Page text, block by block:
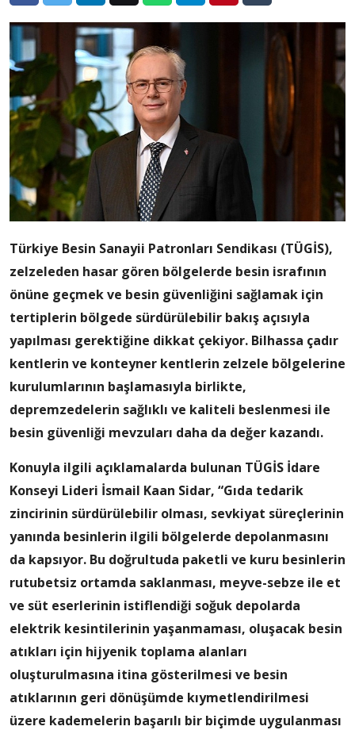
Türkiye Besin Sanayii Patronları Sendikası (TÜGİS),
zelzeleden hasar gören bölgelerde besin israfının
önüne geçmek ve besin güvenliğini sağlamak için
tertiplerin bölgede sürdürülebilir bakış açısıyla
yapılması gerektiğine dikkat çekiyor. Bilhassa çadır
kentlerin ve konteyner kentlerin zelzele bölgelerine
kurulumlarının başlamasıyla birlikte,
depremzedelerin sağlıklı ve kaliteli beslenmesi ile
besin güvenliği mevzuları daha da değer kazandı.
Konuyla ilgili açıklamalarda bulunan TÜGİS İdare
Konseyi Lideri İsmail Kaan Sidar, “Gıda tedarik
zincirinin sürdürülebilir olması, sevkiyat süreçlerinin
yanında besinlerin ilgili bölgelerde depolanmasını
da kapsıyor. Bu doğrultuda paketli ve kuru besinlerin
rutubetsiz ortamda saklanması, meyve-sebze ile et
ve süt eserlerinin istiflendiği soğuk depolarda
elektrik kesintilerinin yaşanmaması, oluşacak besin
atıkları için hijyenik toplama alanları
oluşturulmasına itina gösterilmesi ve besin
atıklarının geri dönüşümde kıymetlendirilmesi
üzere kademelerin başarılı bir biçimde uygulanması